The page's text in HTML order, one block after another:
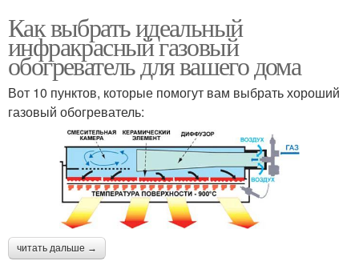
Как выбрать идеальный
инфракрасный газовый
обогреватель для вашего дома
Вот 10 пунктов, которые помогут вам выбрать хороший
газовый обогреватель:
читать дальше →